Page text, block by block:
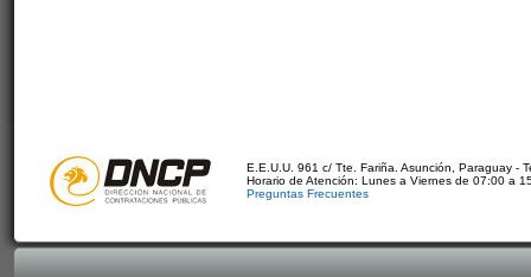
E.E.U.U. 961 c/ Tte. Fariña. Asunción, Paraguay -
Horario de Atención: Lunes a Viernes de 07:00 a
Preguntas Frecuentes